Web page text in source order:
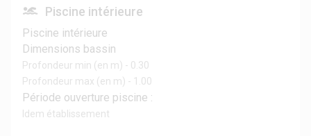
Piscine intérieure
Piscine intérieure
Dimensions bassin
Profondeur min (en m) - 0.30
Profondeur max (en m) - 1.00
Période ouverture piscine :
Idem établissement